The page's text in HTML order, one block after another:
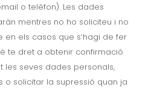
o telèfon). Les dades
mentres no ho soliciteu i no
els casos que s’hagi de fer
te dret a obtenir confirmació
les seves dades personals,
o solicitar la supressió quan ja